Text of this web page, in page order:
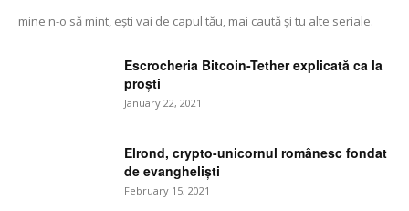
mine n-o să mint, ești vai de capul tău, mai caută și tu alte seriale.
Escrocheria Bitcoin-Tether explicată ca la
proști
January 22, 2021
Elrond, crypto-unicornul românesc fondat
de evangheliști
February 15, 2021